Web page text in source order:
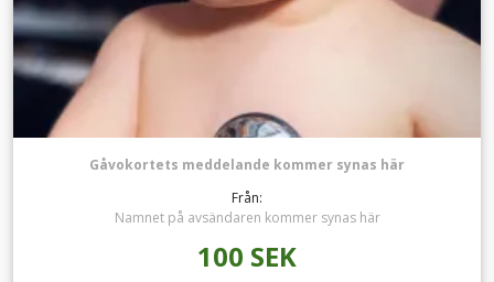
Gåvokortets meddelande kommer synas här
Från:
Namnet på avsändaren kommer synas här
100 SEK